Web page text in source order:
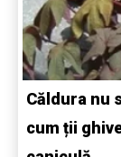
Căldura nu
cum ții